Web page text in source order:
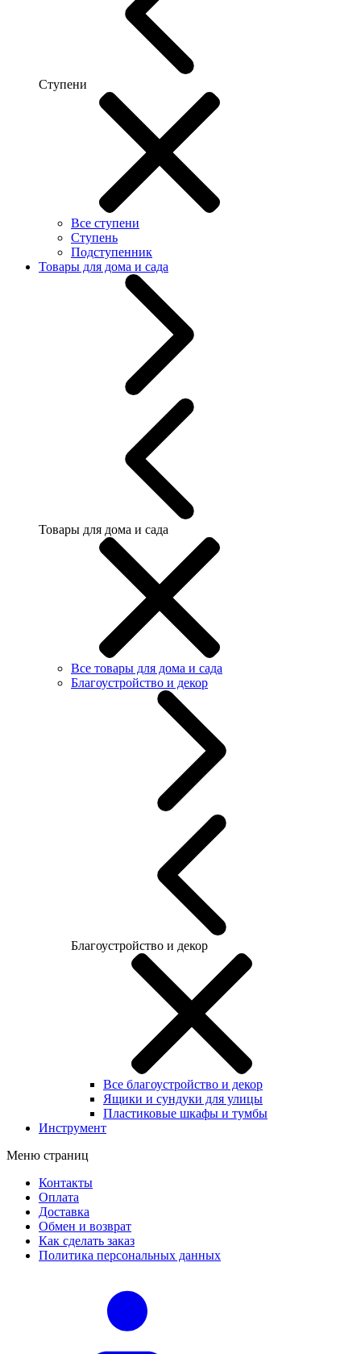
Ступени
Все ступени
Ступень
Подступенник
Товары для дома и сада
Товары для дома и сада
Все товары для дома и сада
Благоустройство и декор
Благоустройство и декор
Все благоустройство и декор
Ящики и сундуки для улицы
Пластиковые шкафы и тумбы
Инструмент
Меню страниц
Контакты
Оплата
Доставка
Обмен и возврат
Как сделать заказ
Политика персональных данных